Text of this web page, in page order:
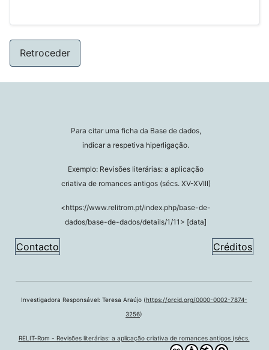
Retroceder
Para citar uma ficha da Base de dados,
indicar a respetiva hiperligação.
Exemplo: Revisões literárias: a aplicação
criativa de romances antigos (sécs. XV-XVIII)
<https://www.relitrom.pt/index.php/base-de-
dados/base-de-dados/details/1/11> [data]
Contacto Créditos
Investigadora Responsável: Teresa Araújo (https://orcid.org/0000-0002-7874-
3256)
RELIT-Rom - Revisões literárias: a aplicação criativa de romances antigos (sécs.